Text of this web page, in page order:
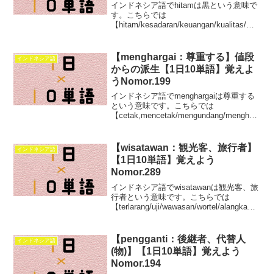
インドネシア語でhitamは黒という意味で
す。こちらでは
【hitam/kesadaran/keuangan/kualitas/me
インドネシア語
【menghargai：尊重する】値段
からの派生【1日10単語】覚えよ
うNomor.199
インドネシア語でmenghargaiは尊重する
という意味です。こちらでは
【cetak,mencetak/mengundang/menghar
n】この10単語を学べます。
インドネシア語
【wisatawan：観光客、旅行者】
【1日10単語】覚えよう
Nomor.289
インドネシア語でwisatawanは観光客、旅
行者という意味です。こちらでは
【terlarang/uji/wawasan/wortel/alangkah/a
インドネシア語
【pengganti：後継者、代替人
(物)】【1日10単語】覚えよう
Nomor.194